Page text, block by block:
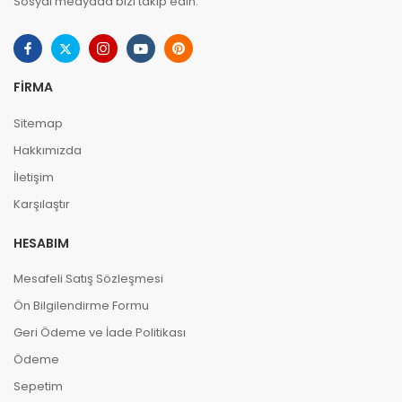
FIRMA
Sitemap
Hakkımızda
İletişim
Karşılaştır
HESABIM
Mesafeli Satış Sözleşmesi
Ön Bilgilendirme Formu
Geri Ödeme ve İade Politikası
Ödeme
Sepetim